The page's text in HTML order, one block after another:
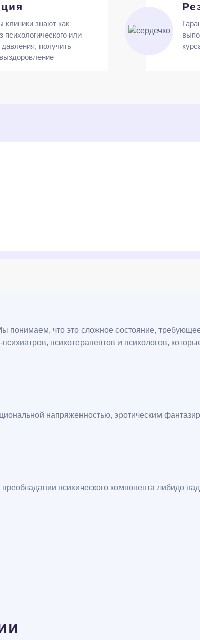
клиники знают как
психологического или
получить
что это сложное состояние,
психотерапевтов и психологов,
напряженностью, эротическим
психического компонента либидо над